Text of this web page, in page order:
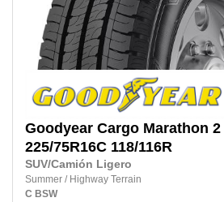
Goodyear Cargo Marathon 2
225/75R16C 118/116R
SUV/Camión Ligero
Summer / Highway Terrain
C BSW